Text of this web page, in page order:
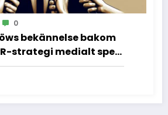
0
bekännelse bakom
strategi medialt spel
fick se